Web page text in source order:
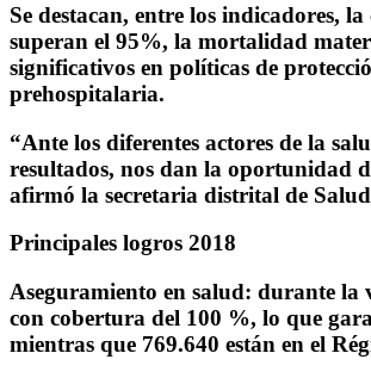
Se destacan, entre los indicadores,
superan el 95%, la mortalidad
significativos en políticas de
prehospitalaria.
“Ante los diferentes actores de la
resultados, nos dan la oportunidad
afirmó la secretaria distrital de
Principales logros 2018
Aseguramiento en salud: durante la
con cobertura del 100 %, lo que
mientras que 769.640 están en el